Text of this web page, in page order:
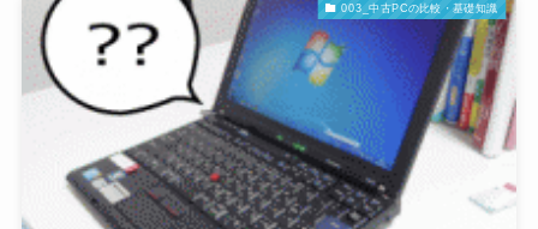
003_中古PCの比較・基礎知識